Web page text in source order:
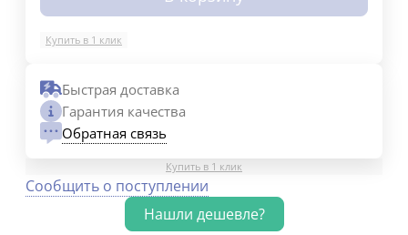
Купить в 1 клик
Быстрая доставка
Гарантия качества
Обратная связь
Купить в 1 клик
Сообщить о поступлении